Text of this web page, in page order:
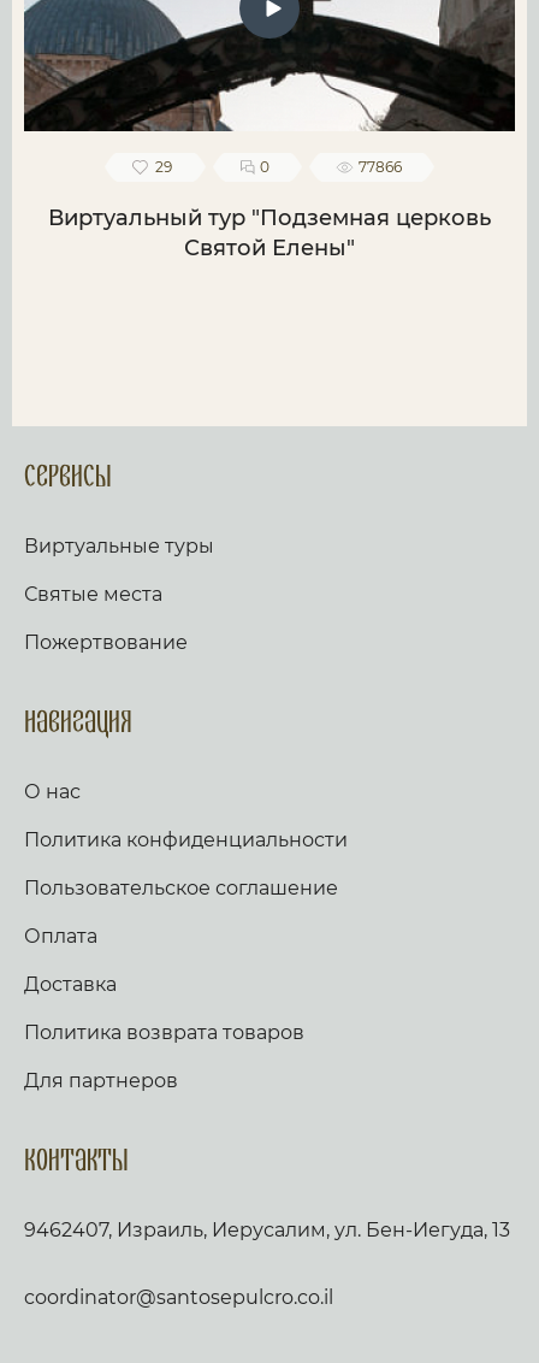
29 0 77866
Виртуальный тур "Подземная церковь
Святой Елены"
Сервисы
Виртуальные туры
Святые места
Пожертвование
Навигация
О нас
Политика конфиденциальности
Пользовательское соглашение
Оплата
Доставка
Политика возврата товаров
Для партнеров
Контакты
9462407, Израиль, Иерусалим, ул. Бен-Иегуда, 13
coordinator@santosepulcro.co.il